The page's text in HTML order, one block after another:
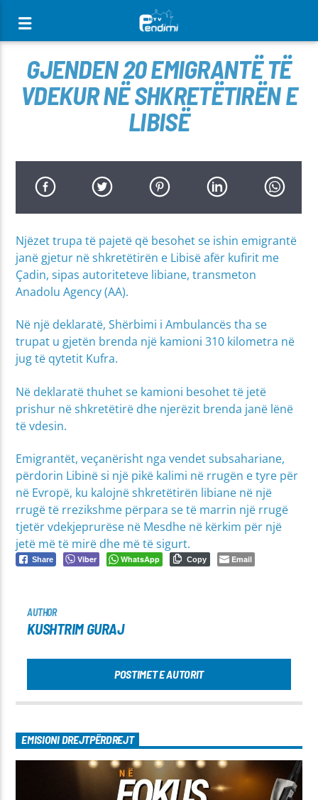
GJENDEN 20 EMIGRANTË TË
VDEKUR NË SHKRETËTIRËN E
LIBISË
Njëzet trupa të pajetë që besohet se ishin emigrantë
janë gjetur në shkretëtirën e Libisë afër kufirit me
Çadin, sipas autoriteteve libiane, transmeton
Anadolu Agency (AA).
Në një deklaratë, Shërbimi i Ambulancës tha se
trupat u gjetën brenda një kamioni 310 kilometra në
jug të qytetit Kufra.
Në deklaratë thuhet se kamioni besohet të jetë
prishur në shkretëtirë dhe njerëzit brenda janë lënë
të vdesin.
Emigrantët, veçanërisht nga vendet subsahariane,
përdorin Libinë si një pikë kalimi në rrugën e tyre për
në Evropë, ku kalojnë shkretëtirën libiane në një
rrugë të rrezikshme përpara se të marrin një rrugë
tjetër vdekjeprurëse në Mesdhe në kërkim për një
jetë më të mirë dhe më të sigurt.
Share Viber WhatsApp Copy Email
AUTHOR
KUSHTRIM GURAJ
POSTIMET E AUTORIT
EMISIONI DREJTPËRDREJT